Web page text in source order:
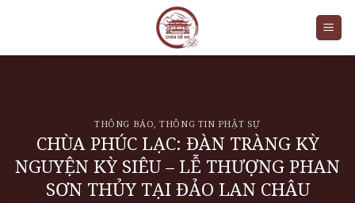
THÔNG BÁO ,THÔNG TIN PHẬT SỰ
CHÙA PHÚC LẠC: ĐÀN TRÀNG KỲ
NGUYỆN KỲ SIÊU – LỄ THƯỢNG PHAN
SƠN THỦY TẠI ĐẢO LAN CHÂU